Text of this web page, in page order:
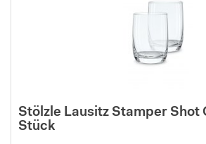
Stölzle Lausitz Stamper Shot
Stück